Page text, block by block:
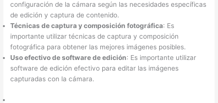
configuración de la cámara según las necesidades específicas
de edición y captura de contenido.
Técnicas de captura y composición fotográfica: Es
importante utilizar técnicas de captura y composición
fotográfica para obtener las mejores imágenes posibles.
Uso efectivo de software de edición: Es importante utilizar
software de edición efectivo para editar las imágenes
capturadas con la cámara.